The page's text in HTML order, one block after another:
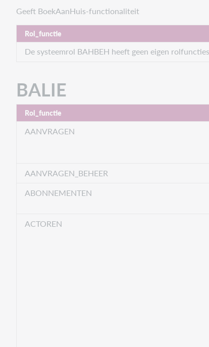
Geeft BoekAanHuis-functionaliteit
Rol_functie
De systeemrol BAHBEH heeft geen eigen
BALIE
Rol_functie
AANVRAGEN
AANVRAGEN_BEHEER
ABONNEMENTEN
ACTOREN